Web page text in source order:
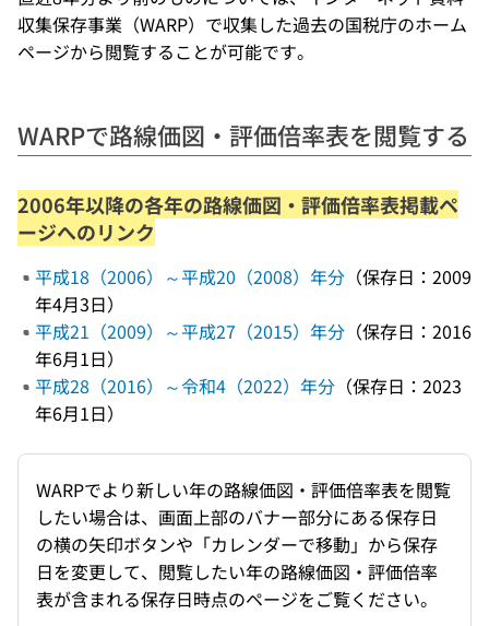
収集保存事業（WARP）で収集した過去の国税庁のホーム
ページから閲覧することが可能です。
WARPで路線価図・評価倍率表を閲覧する
2006年以降の各年の路線価図・評価倍率表掲載ペ
ージへのリンク
平成18（2006）～平成20（2008）年分 （保存日：2009
年4月3日）
平成21（2009）～平成27（2015）年分 （保存日：2016
年6月1日）
平成28（2016）～令和4（2022）年分 （保存日：2023
年6月1日）
WARPでより新しい年の路線価図・評価倍率表を閲覧
したい場合は、画面上部のバナー部分にある保存日
の横の矢印ボタンや「カレンダーで移動」から保存
日を変更して、閲覧したい年の路線価図・評価倍率
表が含まれる保存日時点のページをご覧ください。